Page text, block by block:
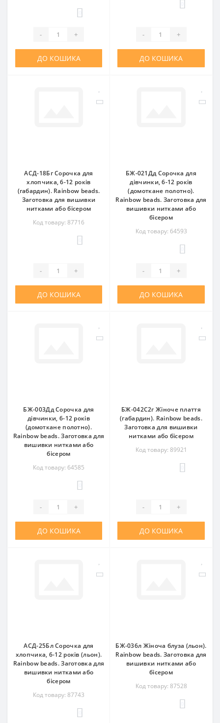
- +
ДО КОШИКА
- +
ДО КОШИКА
АСД-18Бг Сорочка для
хлопчика, 6-12 років
(габардин). Rainbow beads.
Заготовка для вишивки
нитками або бісером
Код товару: 87716
- +
ДО КОШИКА
БЖ-021Дд Сорочка для
дівчинки, 6-12 років
(домоткане полотно).
Rainbow beads. Заготовка для
вишивки нитками або
бісером
Код товару: 64593
- +
ДО КОШИКА
БЖ-003Дд Сорочка для
дівчинки, 6-12 років
(домоткане полотно).
Rainbow beads. Заготовка для
вишивки нитками або
бісером
Код товару: 64585
- +
ДО КОШИКА
БЖ-042С2г Жіноче плаття
(габардин). Rainbow beads.
Заготовка для вишивки
нитками або бісером
Код товару: 89921
- +
ДО КОШИКА
АСД-25Бл Сорочка для
хлопчика, 6-12 років (льон).
Rainbow beads. Заготовка для
вишивки нитками або
бісером
Код товару: 87743
БЖ-036л Жіноча блуза (льон).
Rainbow beads. Заготовка для
вишивки нитками або
бісером
Код товару: 87528